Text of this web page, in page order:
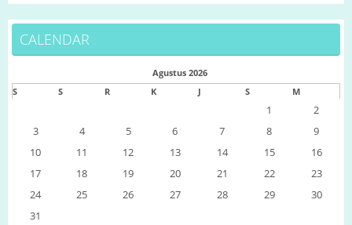
CALENDAR
Agustus 2026
S
S R K J S M
1
2
3
4 5 6 7 8
9
10
11 12 13 14 15
16
17
18 19 20 21 22
23
24
25 26 27 28 29
30
31